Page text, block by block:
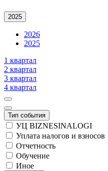
2025
2026
2025
1 квартал
2 квартал
3 квартал
4 квартал
Тип события
УЦ BIZNESINALOGI
Уплата налогов и взносов
Отчетность
Обучение
Иное